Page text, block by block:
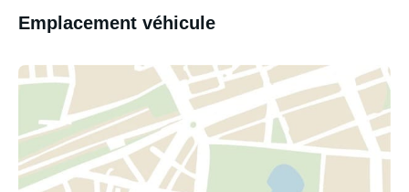
Emplacement véhicule